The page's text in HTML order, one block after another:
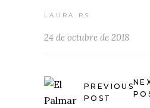
LAURA RS
24 de octubre de 2018
PREVIOUS
POST